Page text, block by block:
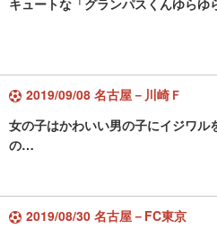
キュートな「グランパスくんゆらゆ
2019/09/08 名古屋－川崎Ｆ
女の子はかわいい男の子にイジワル
の…
2019/08/30 名古屋－FC東京